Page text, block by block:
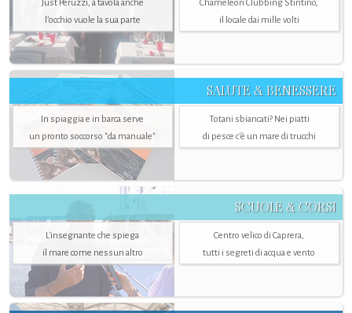
Just Peruzzi, a tavola anche
l’occhio vuole la sua parte
Chameleon Clubbing Stintino,
il locale dai mille volti
SALUTE & BENESSERE
In spiaggia e in barca serve
un pronto soccorso "da manuale"
Totani sbiancati? Nei piatti
di pesce c'è un mare di trucchi
SCUOLE & CORSI
L'insegnante che spiega
il mare come nessun altro
Centro velico di Caprera,
tutti i segreti di acqua e vento